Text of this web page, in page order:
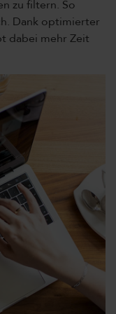
zu filtern. So
Dank optimierter
dabei mehr Zeit